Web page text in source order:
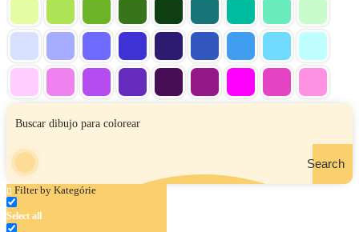
Search
Filter by Kategórie
Select all